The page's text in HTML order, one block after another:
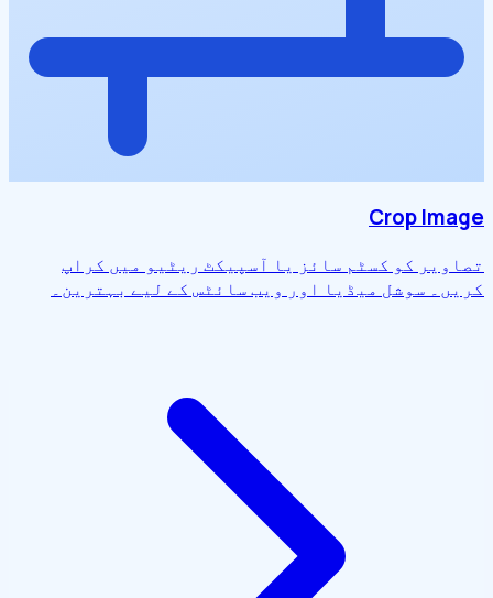
Crop Image
تصاویر کو کسٹم سائز یا آسپیکٹ ریٹیو میں کراپ
کریں۔ سوشل میڈیا اور ویب سائٹس کے لیے بہترین۔